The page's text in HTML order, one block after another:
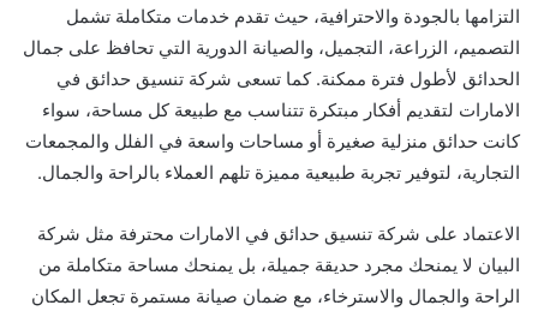
التزامها بالجودة والاحترافية، حيث تقدم خدمات متكاملة تشمل
التصميم، الزراعة، التجميل، والصيانة الدورية التي تحافظ على جمال
الحدائق لأطول فترة ممكنة. كما تسعى شركة تنسيق حدائق في
الامارات لتقديم أفكار مبتكرة تتناسب مع طبيعة كل مساحة، سواء
كانت حدائق منزلية صغيرة أو مساحات واسعة في الفلل والمجمعات
التجارية، لتوفير تجربة طبيعية مميزة تلهم العملاء بالراحة والجمال.
الاعتماد على شركة تنسيق حدائق في الامارات محترفة مثل شركة
البيان لا يمنحك مجرد حديقة جميلة، بل يمنحك مساحة متكاملة من
الراحة والجمال والاسترخاء، مع ضمان صيانة مستمرة تجعل المكان